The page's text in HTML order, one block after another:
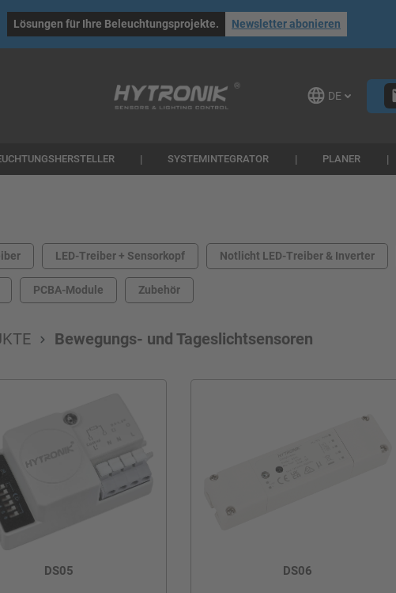
Lösungen für Ihre Beleuchtungsprojekte. Newsletter abonieren
DE
SYSTEMINTEGRATOR PLANER
LED-Treiber + Sensorkopf Notlicht LED-Treiber & Inverter
PCBA-Module Zubehör
Bewegungs- und Tageslichtsensoren
DS05 DS06